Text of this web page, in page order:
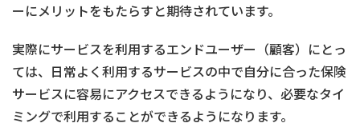
ーにメリットをもたらすと期待されています。
実際にサービスを利用するエンドユーザー（顧客）にとっ
ては、日常よく利用するサービスの中で自分に合った保険
サービスに容易にアクセスできるようになり、必要なタイ
ミングで利用することができるようになります。